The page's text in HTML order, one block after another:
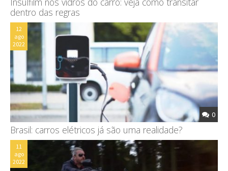
dentro das regras
12
ago
2022
0
Brasil: carros elétricos já são uma realidade?
11
ago
2022